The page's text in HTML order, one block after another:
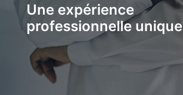
Une expérience
professionnelle unique